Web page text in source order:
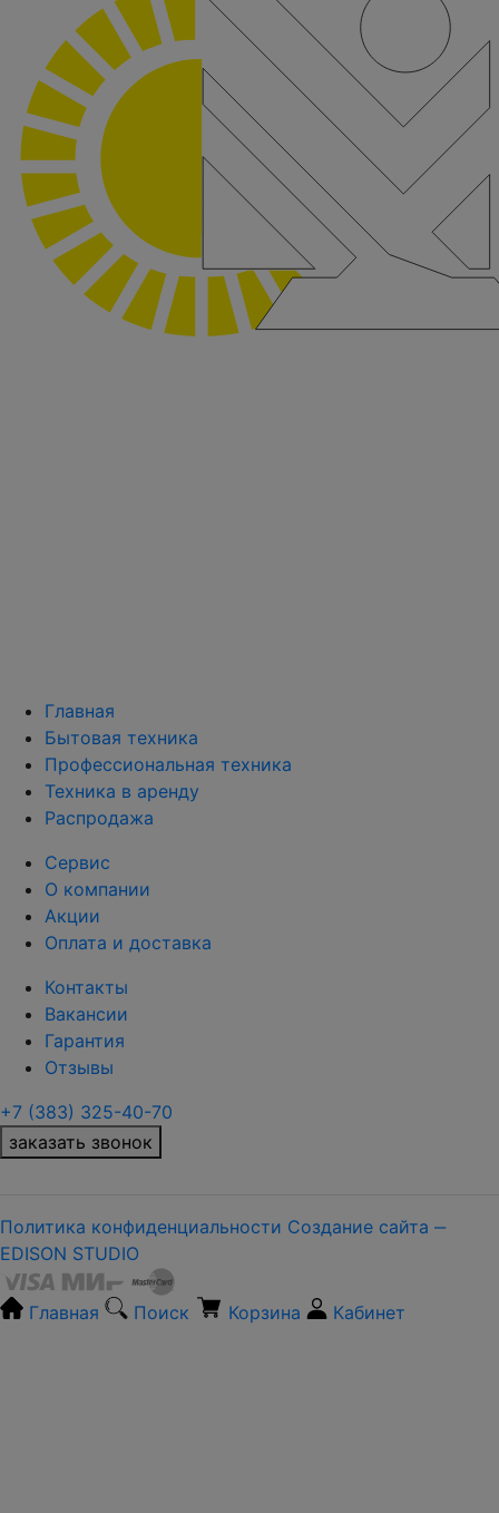
Главная
Бытовая техника
Профессиональная техника
Техника в аренду
Распродажа
Сервис
О компании
Акции
Оплата и доставка
Контакты
Вакансии
Гарантия
Отзывы
+7 (383) 325-40-70
заказать звонок
Политика конфиденциальности Создание сайта ‒
EDISON STUDIO
Главная Поиск Корзина Кабинет